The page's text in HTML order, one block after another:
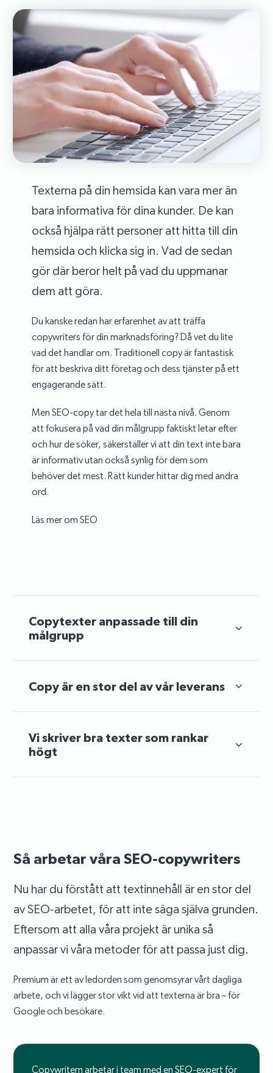
Texterna på din hemsida kan vara mer än
bara informativa för dina kunder. De kan
också hjälpa rätt personer att hitta till din
hemsida och klicka sig in. Vad de sedan
gör där beror helt på vad du uppmanar
dem att göra.
Du kanske redan har erfarenhet av att träffa
copywriters för din marknadsföring? Då vet du lite
vad det handlar om. Traditionell copy är fantastisk
för att beskriva ditt företag och dess tjänster på ett
engagerande sätt.
Men SEO-copy tar det hela till nästa nivå. Genom
att fokusera på vad din målgrupp faktiskt letar efter
och hur de söker, säkerställer vi att din text inte bara
är informativ utan också synlig för dem som
behöver det mest. Rätt kunder hittar dig med andra
ord.
Läs mer om SEO
Copytexter anpassade till din
målgrupp
Copy är en stor del av vår leverans
Vi skriver bra texter som rankar
högt
Så arbetar våra SEO-copywriters
Nu har du förstått att textinnehåll är en stor del
av SEO-arbetet, för att inte säga själva grunden.
Eftersom att alla våra projekt är unika så
anpassar vi våra metoder för att passa just dig.
Premium är ett av ledorden som genomsyrar vårt dagliga
arbete, och vi lägger stor vikt vid att texterna är bra – för
Google och besökare.
Copywritern arbetar i team med en SEO-expert för